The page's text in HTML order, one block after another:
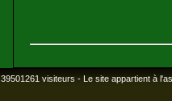
39501261 visiteurs - Le site appartient à